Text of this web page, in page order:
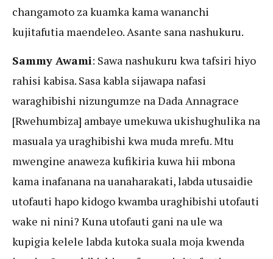
changamoto za kuamka kama wananchi
kujitafutia maendeleo. Asante sana nashukuru.
Sammy Awami: Sawa nashukuru kwa tafsiri hiyo
rahisi kabisa. Sasa kabla sijawapa nafasi
waraghibishi nizungumze na Dada Annagrace
[Rwehumbiza] ambaye umekuwa ukishughulika na
masuala ya uraghibishi kwa muda mrefu. Mtu
mwengine anaweza kufikiria kuwa hii mbona
kama inafanana na uanaharakati, labda utusaidie
utofauti hapo kidogo kwamba uraghibishi utofauti
wake ni nini? Kuna utofauti gani na ule wa
kupigia kelele labda kutoka suala moja kwenda